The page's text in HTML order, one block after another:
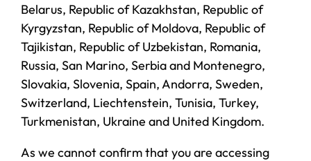
Belarus, Republic of Kazakhstan, Republic of
Kyrgyzstan, Republic of Moldova, Republic of
Tajikistan, Republic of Uzbekistan, Romania,
Russia, San Marino, Serbia and Montenegro,
Slovakia, Slovenia, Spain, Andorra, Sweden,
Switzerland, Liechtenstein, Tunisia, Turkey,
Turkmenistan, Ukraine and United Kingdom.
As we cannot confirm that you are accessing